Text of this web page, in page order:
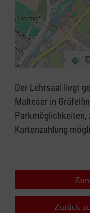
⇧
Der Lehrsaal liegt
Malteser in
Parkmöglichkeiten,
Kartenzahlung
Zurück